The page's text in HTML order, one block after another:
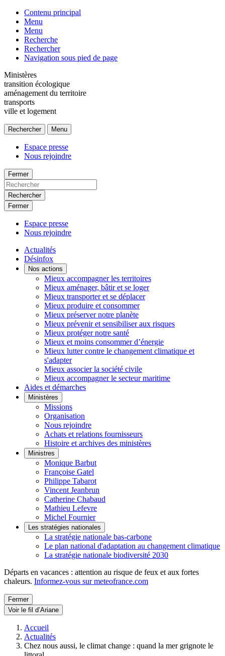
Contenu principal
Menu
Menu
Recherche
Rechercher
Navigation sous pied de page
Ministères
transition écologique
aménagement du territoire
transports
ville et logement
Rechercher Menu
Espace presse
Nous rejoindre
Fermer
Rechercher
Fermer
Espace presse
Nous rejoindre
Actualités
Désinfox
Nos actions
Mieux accompagner les territoires
Mieux aménager, bâtir et se loger
Mieux transporter et se déplacer
Mieux produire et consommer
Mieux préserver notre planète
Mieux prévenir et sensibiliser aux risques
Mieux protéger notre santé
Mieux et moins consommer d’énergie
Mieux lutter contre le changement climatique et
s'adapter
Mieux associer la société civile
Mieux accompagner le secteur maritime
Aides et démarches
Ministères
Missions
Organisation
Nous rejoindre
Achats et relations fournisseurs
Histoire et archives des ministères
Ministres
Monique Barbut
Françoise Gatel
Philippe Tabarot
Vincent Jeanbrun
Catherine Chabaud
Mathieu Lefevre
Michel Fournier
Les stratégies nationales
La stratégie nationale bas-carbone
Le plan national d'adaptation au changement climatique
La stratégie nationale biodiversité 2030
Départs en vacances : attention au risque de feux et aux fortes
chaleurs. Informez-vous sur meteofrance.com
Fermer
Voir le fil d’Ariane
Accueil
Actualités
Chez nous aussi, le climat change : quand la mer grignote le